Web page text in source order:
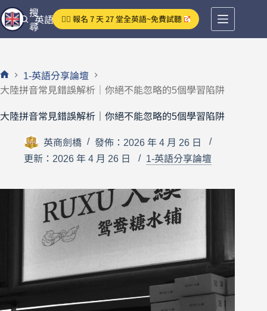
跳
至
主
容
英語分享論壇
搜
尋
👉🏻 報名 7 天 27 堂全英語~免費試聽
首
1-英語分享論壇
大陸拼音常見錯誤解析｜你絕不能忽略的5個學習陷阱
大陸拼音常見錯誤解析｜你絕不能忽略的5個學習陷阱
英商劍橋
發佈：2026 年 4 月 26 日
更新：2026 年 4 月 26 日
1-英語分享論壇